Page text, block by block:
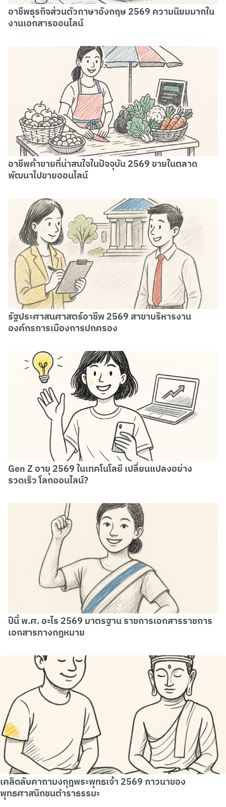
อาชีพธุรกิจส่วนตัวภาษาอังกฤษ 2569 ความนิยมมากใน
งานเอกสารออนไลน์
อาชีพค้าขายที่น่าสนใจในปัจจุบัน 2569 ขายในตลาด
พัฒนาไปขายออนไลน์
รัฐประศาสนศาสตร์อาชีพ 2569 สาขาบริหารงาน
องค์กรการเมืองการปกครอง
Gen Z อายุ 2569 ในเทคโนโลยี เปลี่ยนแปลงอย่าง
รวดเร็ว โลกออนไลน์?
ปีนี้ พ.ศ. อะไร 2569 มาตรฐาน ราชการเอกสารราชการ
เอกสารทางกฎหมาย
เคล็ดลับคาถามงกุฎพระพุทธเจ้า 2569 ภาวนาของ
พุทธศาสนิกชนตำราธรรมะ